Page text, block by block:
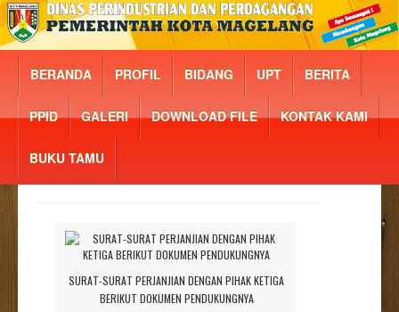
BERANDA PROFIL BIDANG UPT BERITA
PPID GALERI DOWNLOAD FILE KONTAK KAMI
BUKU TAMU
SURAT-SURAT PERJANJIAN DENGAN PIHAK KETIGA
BERIKUT DOKUMEN PENDUKUNGNYA